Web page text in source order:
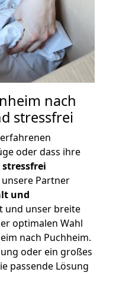
nach
stressfrei
oder dass ihre
Partner
und
und unser breite
optimalen Wahl
nach Puchheim.
oder ein großes
passende Lösung